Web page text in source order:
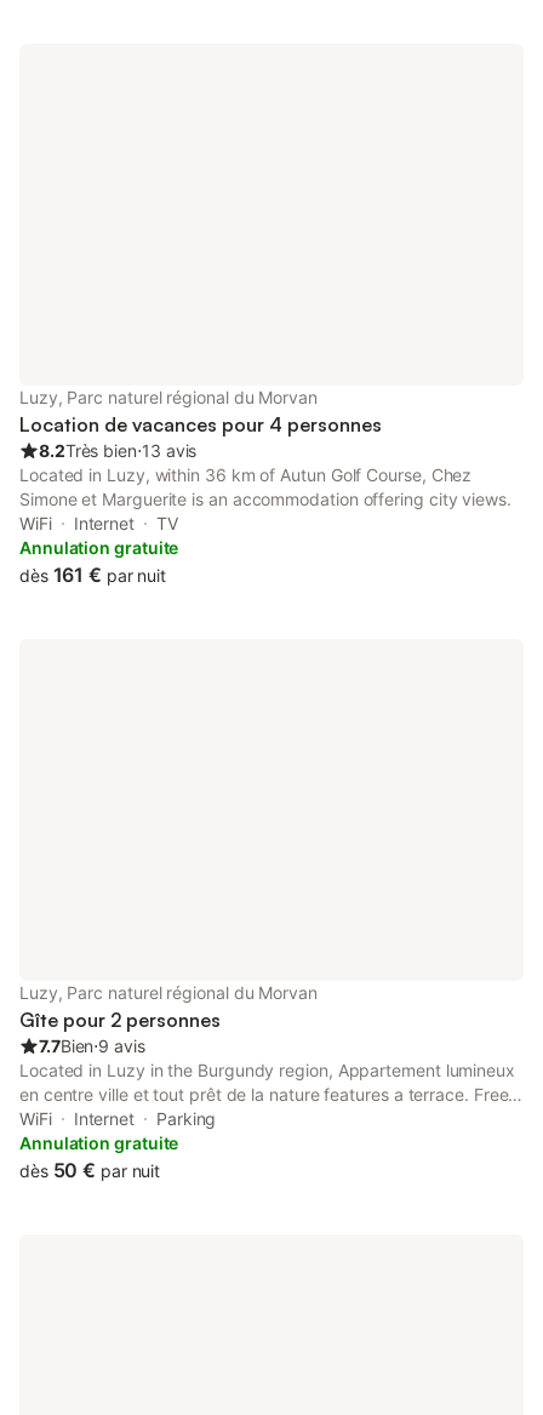
Luzy, Parc naturel régional du Morvan
Location de vacances pour 4 personnes
8.2Très bien⋅13 avis
Located in Luzy, within 36 km of Autun Golf Course, Chez
Simone et Marguerite is an accommodation offering city views.
WiFi
Internet
TV
Annulation gratuite
dès 161 € par nuit
Luzy, Parc naturel régional du Morvan
Gîte pour 2 personnes
7.7Bien⋅9 avis
Located in Luzy in the Burgundy region, Appartement lumineux
en centre ville et tout prêt de la nature features a terrace. Free
WiFi is available throughout the property and Autun Golf Course
is 36 km away.
WiFi Internet
Parking
Annulation gratuite
dès 50 € par nuit